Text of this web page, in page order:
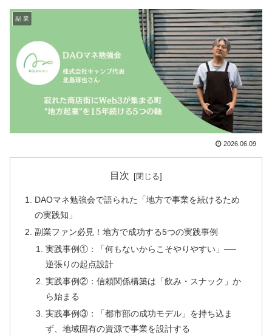
副 業
2026.06.09
目次
DAOマネ勉強会で語られた「地方で事業を続けるため
の実践知」
副業ファン必見！地方で成功する5つの実践事例
実践事例①：「何もないからこそやりやすい」──
逆張りの起点設計
実践事例②：信頼関係構築は「飲み・スナック」か
ら始まる
実践事例③：「都市部の成功モデル」を持ち込ま
ず、地域固有の資源で事業を設計する